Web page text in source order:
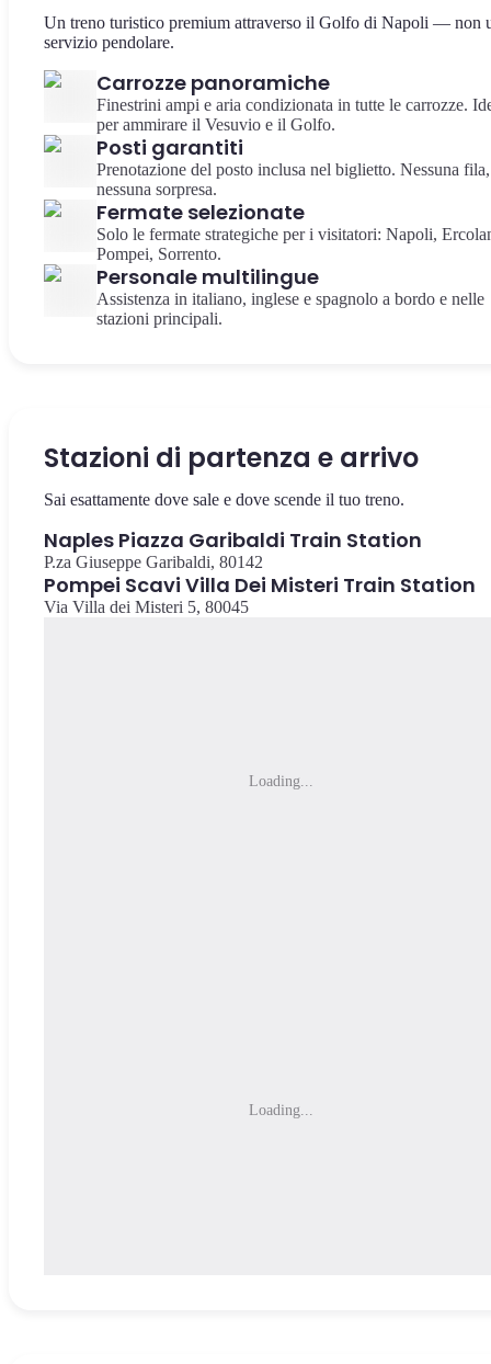
Un treno turistico premium attraverso il Golfo di Napoli — non
servizio pendolare.
Carrozze panoramiche
Finestrini ampi e aria condizionata in tutte le carrozze.
per ammirare il Vesuvio e il Golfo.
Posti garantiti
Prenotazione del posto inclusa nel biglietto. Nessuna fila,
nessuna sorpresa.
Fermate selezionate
Solo le fermate strategiche per i visitatori: Napoli,
Pompei, Sorrento.
Personale multilingue
Assistenza in italiano, inglese e spagnolo a bordo e nelle
stazioni principali.
Stazioni di partenza e arrivo
Sai esattamente dove sale e dove scende il tuo treno.
Naples Piazza Garibaldi Train Station
P.za Giuseppe Garibaldi, 80142
Pompei Scavi Villa Dei Misteri Train Station
Via Villa dei Misteri 5, 80045
Loading...
Loading...